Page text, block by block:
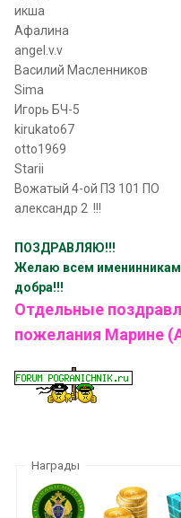
икша
Афалина
angel.v.v
Василий Масленников
Sima
Игорь БЧ-5
kirukato67
otto1969
Starii
Вожатый 4-ой ПЗ 101 ПО
александр 2 !!!
ПОЗДРАВЛЯЮ!!!
Желаю всем именинникам
добра!!!
Отдельные
пожелания Марине
Награды